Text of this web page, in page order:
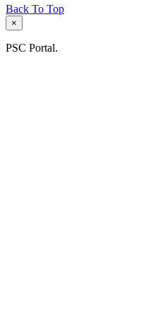
Back To Top
×
PSC Portal.